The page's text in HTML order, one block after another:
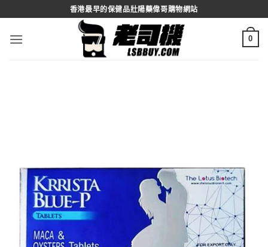
to
content
香港最早的保健品壯陽藥偉哥購物網站
0